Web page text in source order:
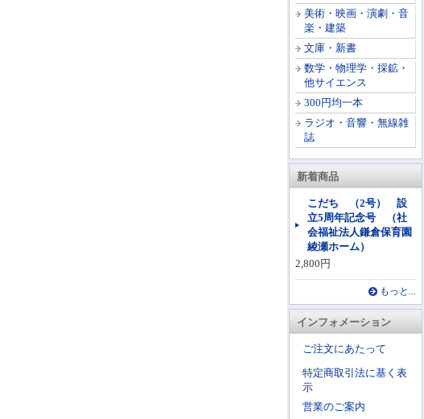
美術・映画・演劇・音
楽・建築
文庫・新書
数学・物理学・採鉱・
他サイエンス
300円均一本
ラジオ・音響・無線雑
誌
新着商品
こだち （2号） 設
立5周年記念号 （社
会福祉法人鎌倉保育園
綾瀬ホーム）
2,800円
もっと...
インフォメーション
ご注文にあたって
特定商取引法に基く表
示
営業のご案内